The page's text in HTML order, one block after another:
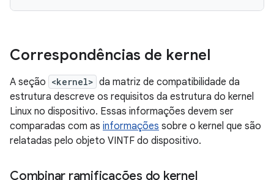
Correspondências de kernel
A seção <kernel> da matriz de compatibilidade da
estrutura descreve os requisitos da estrutura do kernel
Linux no dispositivo. Essas informações devem ser
comparadas com as informações sobre o kernel que são
relatadas pelo objeto VINTF do dispositivo.
Combinar ramificações do kernel